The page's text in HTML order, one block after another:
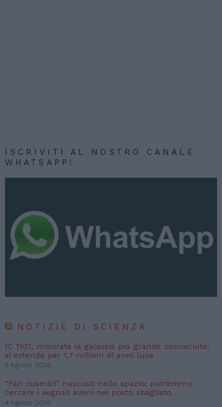
ISCRIVITI AL NOSTRO CANALE
WHATSAPP!
NOTIZIE DI SCIENZA
IC 1101, misurata la galassia più grande conosciuta:
si estende per 1,7 milioni di anni luce
6 Agosto 2026
“Fari cosmici” nascosti nello spazio: potremmo
cercare i segnali alieni nel posto sbagliato
4 Agosto 2026